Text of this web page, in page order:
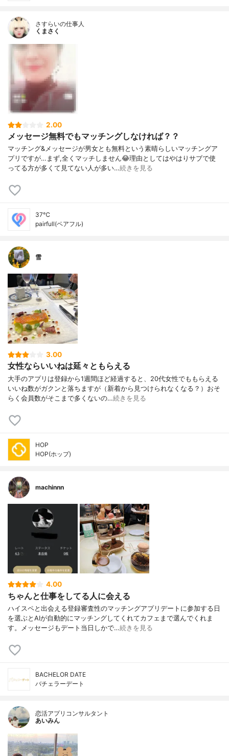
さすらいの仕事人
くまさく
2.00
メッセージ無料でもマッチングしなければ？？
マッチング&メッセージが男女とも無料という素晴らしいマッチングア
プリですが…まず,全くマッチしません😂理由としてはやはりサブで使
ってる方が多くて見てない人が多い…続きを見る
37℃
pairfull(ペアフル)
雪
3.00
女性ならいいねは延々ともらえる
大手のアプリは登録から1週間ほど経過すると、20代女性でももらえる
いいね数がガクンと落ちますが（新着から見つけられなくなる？）おそ
らく会員数がそこまで多くないの…続きを見る
HOP
HOP(ホップ)
machinnn
4.00
ちゃんと仕事をしてる人に会える
ハイスペと出会える登録審査性のマッチングアプリデートに参加する日
を選ぶとAIが自動的にマッチングしてくれてカフェまで選んでくれま
す。メッセージもデート当日しかで…続きを見る
BACHELOR DATE
バチェラーデート
恋活アプリコンサルタント
あいみん